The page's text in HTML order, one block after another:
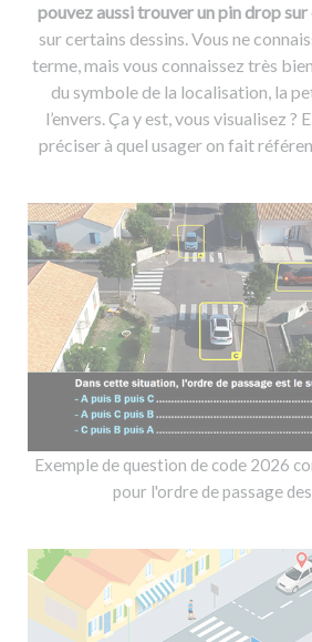
pouvez aussi trouver un pin drop
sur certains dessins. Vous ne
terme, mais vous connaissez très
du symbole de la localisation, la
l’envers. Ça y est, vous visualisez ?
préciser à quel usager on fait
Exemple de question de code 2026
pour l'ordre de passage